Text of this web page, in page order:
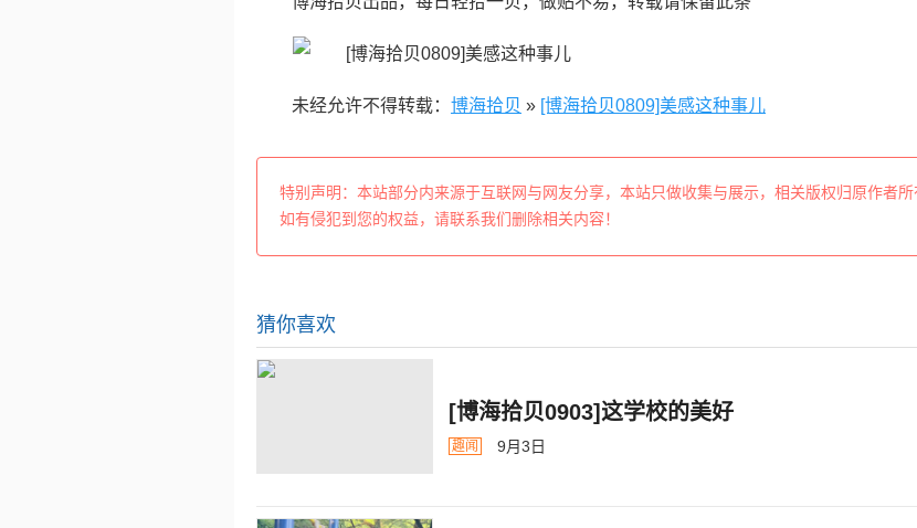
未经允许不得转载： 博海拾贝 » [博海拾贝0809]美感这种事儿
特别声明：本站部分内来源于互联网与网友分享，本站只做收集与展示，相关版权归原作者所
如有侵犯到您的权益，请联系我们删除相关内容！
猜你喜欢
[博海拾贝0903]这学校的美好
趣闻 9月3日